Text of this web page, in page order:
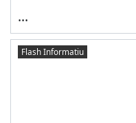
...
Flash Informatiu